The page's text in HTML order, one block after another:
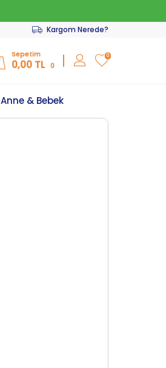
Kargom Nerede?
Sepetim
0,00 TL 0
0
Anne & Bebek